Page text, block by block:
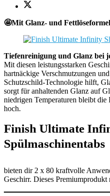
🤩Mit Glanz- und
Tiefenreinigung und Glanz bei
Mit diesen leistungsstarken
hartnäckige Verschmutzungen
Schutzschild-Technologie hilft,
sorgt für anhaltenden Glanz auf
niedrigen Temperaturen bleibt
hoch.
Finish Ultimate
Spülmaschinentabs
bieten dir 2 x 80 kraftvolle
Geschirr. Dieses Premiumprodukt